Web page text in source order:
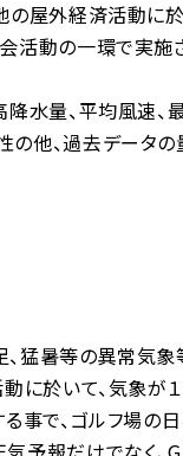
屋外経済活動に
動の一環で実施
水量、平均風速
他、過去データ
暑等の異常気象
於いて、気象が
で、ゴルフ場の